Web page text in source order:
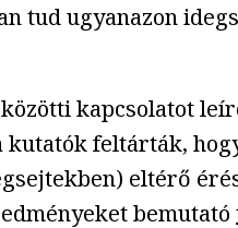
tud ugyanazon
kapcsolatot
feltárták,
eltérő
bemutató